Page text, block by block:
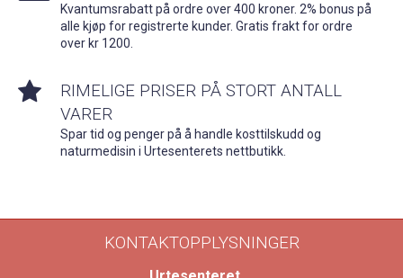
Kvantumsrabatt på ordre over 400 kroner. 2% bonus på
alle kjøp for registrerte kunder. Gratis frakt for ordre
over kr 1200.
RIMELIGE PRISER PÅ STORT ANTALL
VARER
Spar tid og penger på å handle kosttilskudd og
naturmedisin i Urtesenterets nettbutikk.
KONTAKTOPPLYSNINGER